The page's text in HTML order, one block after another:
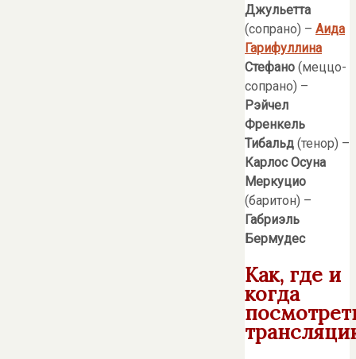
Джульетта
(сопрано) – Аида
Гарифуллина
Стефано (меццо-
сопрано) –
Рэйчел
Френкель
Тибальд (тенор) –
Карлос Осуна
Меркуцио
(баритон) –
Габриэль
Бермудес
Как, где и
когда